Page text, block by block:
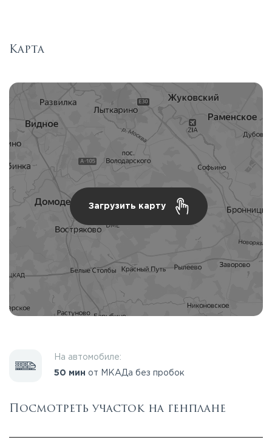
Карта
Загрузить карту
На автомобиле:
50 мин от МКАДа без пробок
Посмотреть участок на генплане